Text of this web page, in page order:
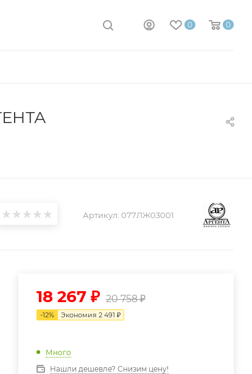
0 0
Артикул: 077ЛЖ03001
18 267₽ 20 758₽
-12% Экономия 2 491 ₽
Много
Нашли дешевле? Снизим цену!